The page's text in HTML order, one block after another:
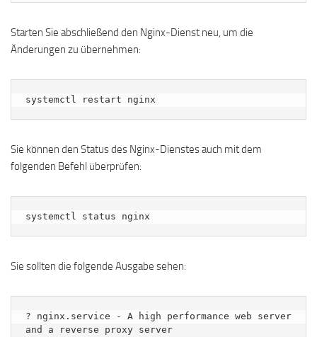
Starten Sie abschließend den Nginx-Dienst neu, um die
Änderungen zu übernehmen:
systemctl restart nginx
Sie können den Status des Nginx-Dienstes auch mit dem
folgenden Befehl überprüfen:
systemctl status nginx
Sie sollten die folgende Ausgabe sehen:
? nginx.service - A high performance web server
and a reverse proxy server